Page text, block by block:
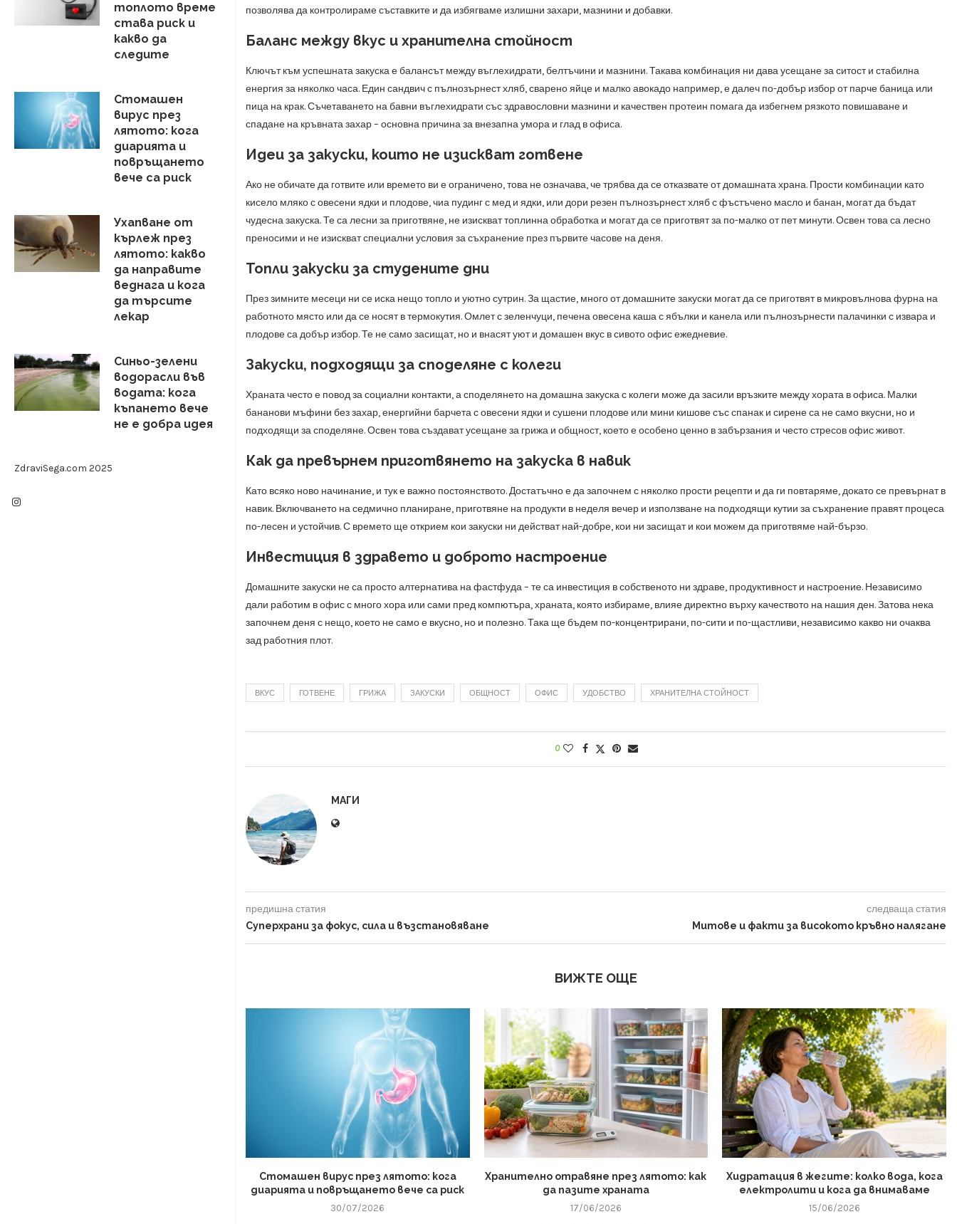
топлото време
става риск и
какво да
следите
Стомашен
вирус през
лятото: кога
диарията и
повръщането
вече са риск
Ухапване от
кърлеж през
лятото: какво
да направите
веднага и кога
да търсите
лекар
Синьо-зелени
водорасли във
водата: кога
къпането вече
не е добра идея
ZdraviSega.com 2025
позволява да контролираме съставките и да избягваме излишни захари, мазнини и добавки.
Баланс между вкус и хранителна стойност
Ключът към успешната закуска е балансът между въглехидрати, белтъчини и мазнини. Такава комбинация ни дава усещане за ситост и стабилна
енергия за няколко часа. Един сандвич с пълнозърнест хляб, сварено яйце и малко авокадо например, е далеч по-добър избор от парче баница или
пица на крак. Съчетаването на бавни въглехидрати със здравословни мазнини и качествен протеин помага да избегнем рязкото повишаване и
спадане на кръвната захар – основна причина за внезапна умора и глад в офиса.
Идеи за закуски, които не изискват готвене
Ако не обичате да готвите или времето ви е ограничено, това не означава, че трябва да се отказвате от домашната храна. Прости комбинации като
кисело мляко с овесени ядки и плодове, чиа пудинг с мед и ядки, или дори резен пълнозърнест хляб с фъстъчено масло и банан, могат да бъдат
чудесна закуска. Те са лесни за приготвяне, не изискват топлинна обработка и могат да се приготвят за по-малко от пет минути. Освен това са лесно
преносими и не изискват специални условия за съхранение през първите часове на деня.
Топли закуски за студените дни
През зимните месеци ни се иска нещо топло и уютно сутрин. За щастие, много от домашните закуски могат да се приготвят в микровълнова фурна на
работното място или да се носят в термокутия. Омлет с зеленчуци, печена овесена каша с ябълки и канела или пълнозърнести палачинки с извара и
плодове са добър избор. Те не само засищат, но и внасят уют и домашен вкус в сивото офис ежедневие.
Закуски, подходящи за споделяне с колеги
Храната често е повод за социални контакти, а споделянето на домашна закуска с колеги може да засили връзките между хората в офиса. Малки
бананови мъфини без захар, енергийни барчета с овесени ядки и сушени плодове или мини кишове със спанак и сирене са не само вкусни, но и
подходящи за споделяне. Освен това създават усещане за грижа и общност, което е особено ценно в забързания и често стресов офис живот.
Как да превърнем приготвянето на закуска в навик
Като всяко ново начинание, и тук е важно постоянството. Достатъчно е да започнем с няколко прости рецепти и да ги повтаряме, докато се превърнат в
навик. Включването на седмично планиране, приготвяне на продукти в неделя вечер и използване на подходящи кутии за съхранение правят процеса
по-лесен и устойчив. С времето ще открием кои закуски ни действат най-добре, кои ни засищат и кои можем да приготвяме най-бързо.
Инвестиция в здравето и доброто настроение
Домашните закуски не са просто алтернатива на фастфуда – те са инвестиция в собственото ни здраве, продуктивност и настроение. Независимо
дали работим в офис с много хора или сами пред компютъра, храната, която избираме, влияе директно върху качеството на нашия ден. Затова нека
започнем деня с нещо, което не само е вкусно, но и полезно. Така ще бъдем по-концентрирани, по-сити и по-щастливи, независимо какво ни очаква
зад работния плот.
ВКУС ГОТВЕНЕ ГРИЖА ЗАКУСКИ ОБЩНОСТ ОФИС УДОБСТВО ХРАНИТЕЛНА СТОЙНОСТ
0
МАГИ
предишна статия
Суперхрани за фокус, сила и възстановяване
следваща статия
Митове и факти за високото кръвно налягане
ВИЖТЕ ОЩЕ
Стомашен вирус през лятото: кога
диарията и повръщането вече са риск
30/07/2026
Хранително отравяне през лятото: как
да пазите храната
17/06/2026
Хидратация в жегите: колко вода, кога
електролити и кога да внимаваме
15/06/2026